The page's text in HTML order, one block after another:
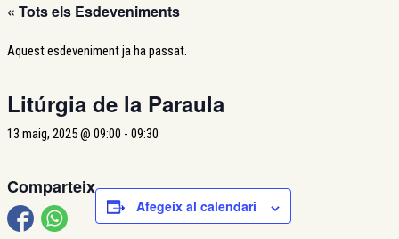
« Tots els Esdeveniments
Aquest esdeveniment ja ha passat.
Litúrgia de la Paraula
13 maig, 2025 @ 09:00 - 09:30
Comparteix
Afegeix al calendari